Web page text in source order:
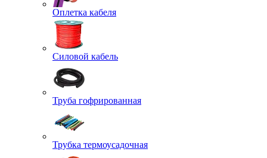
Оплетка кабеля
Силовой кабель
Труба гофрированная
Трубка термоусадочная